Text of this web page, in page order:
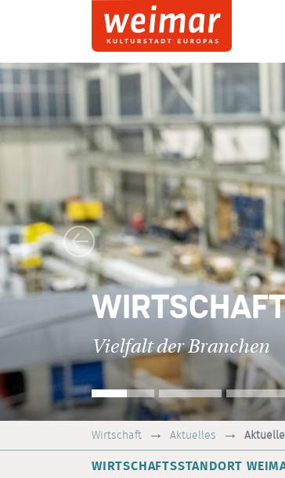
Vielfalt der Branchen
Vorheriges Bild
Wirtschaft Aktuelles
WIRTSCHAFTSSTANDORT